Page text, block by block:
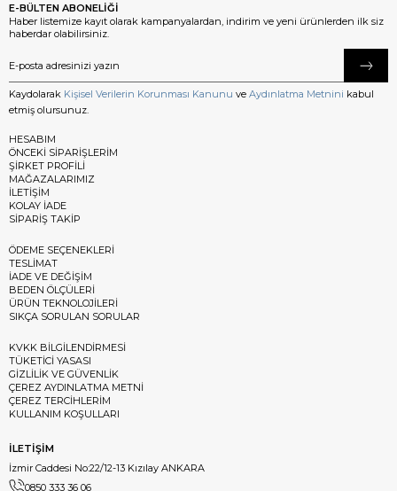
E-BÜLTEN ABONELİĞİ
Haber listemize kayıt olarak kampanyalardan, indirim ve yeni ürünlerden ilk siz
haberdar olabilirsiniz.
Kaydolarak Kişisel Verilerin Korunması Kanunu ve Aydınlatma Metnini kabul
etmiş olursunuz.
HESABIM
ÖNCEKİ SİPARİŞLERİM
ŞİRKET PROFİLİ
MAĞAZALARIMIZ
İLETİŞİM
KOLAY İADE
SİPARİŞ TAKİP
ÖDEME SEÇENEKLERİ
TESLİMAT
İADE VE DEĞİŞİM
BEDEN ÖLÇÜLERİ
ÜRÜN TEKNOLOJİLERİ
SIKÇA SORULAN SORULAR
KVKK BİLGİLENDİRMESİ
TÜKETİCİ YASASI
GİZLİLİK VE GÜVENLİK
ÇEREZ AYDINLATMA METNİ
ÇEREZ TERCİHLERİM
KULLANIM KOŞULLARI
İLETİŞİM
İzmir Caddesi No:22/12-13 Kızılay ANKARA
0850 333 36 06